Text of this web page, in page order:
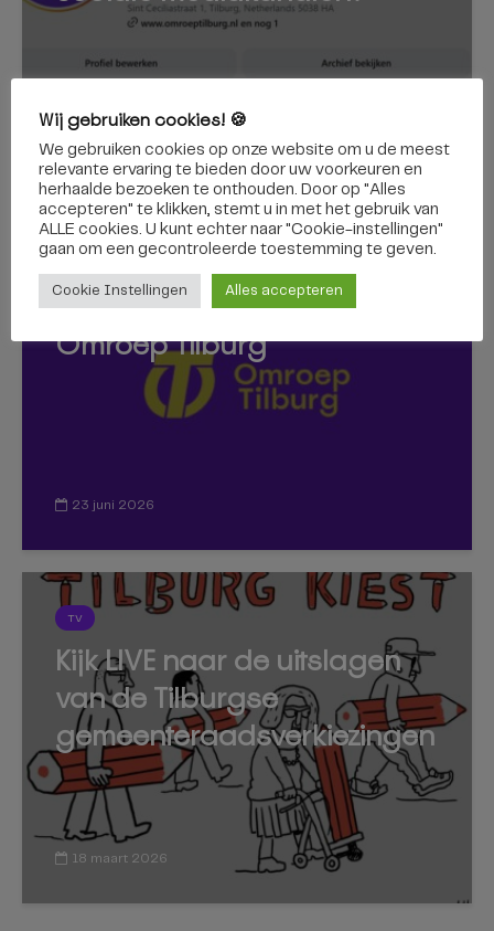
29 juli 2026
Dit zijn de huisregels van
Omroep Tilburg
23 juni 2026
TV
Kijk LIVE naar de uitslagen
van de Tilburgse
gemeenteraadsverkiezingen
18 maart 2026
Wij gebruiken cookies! 🍪
We gebruiken cookies op onze website om u de meest
relevante ervaring te bieden door uw voorkeuren en
herhaalde bezoeken te onthouden. Door op "Alles
accepteren" te klikken, stemt u in met het gebruik van
ALLE cookies. U kunt echter naar "Cookie-instellingen"
gaan om een ​​gecontroleerde toestemming te geven.
Cookie Instellingen Alles accepteren